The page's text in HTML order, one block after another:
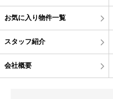
お気に入り物件一覧
スタッフ紹介
会社概要